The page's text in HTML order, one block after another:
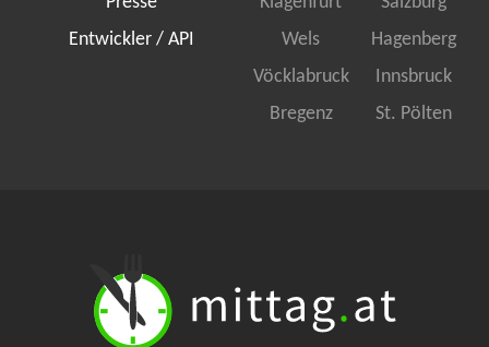
Entwickler / API
Wels
Hagenberg
Vöcklabruck
Innsbruck
Bregenz
St. Pölten